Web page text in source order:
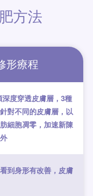
方法
形療程
度穿透皮膚層，3種
對不同的皮膚層，以
細胞凋零，加速新陳
到身形有改善，皮膚